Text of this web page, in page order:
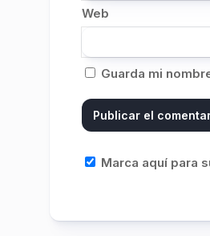
Web
Guarda mi
Marca aquí para